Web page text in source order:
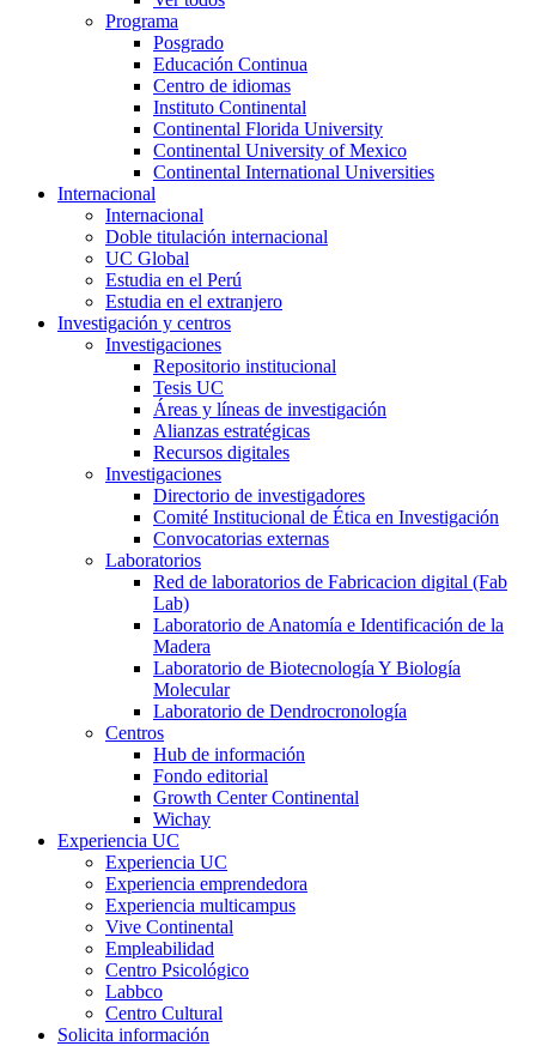
Programa
Posgrado
Educación Continua
Centro de idiomas
Instituto Continental
Continental Florida University
Continental University of Mexico
Continental International Universities
Internacional
Internacional
Doble titulación internacional
UC Global
Estudia en el Perú
Estudia en el extranjero
Investigación y centros
Investigaciones
Repositorio institucional
Tesis UC
Áreas y líneas de investigación
Alianzas estratégicas
Recursos digitales
Investigaciones
Directorio de investigadores
Comité Institucional de Ética en Investigación
Convocatorias externas
Laboratorios
Red de laboratorios de Fabricacion digital (Fab
Lab)
Laboratorio de Anatomía e Identificación de la
Madera
Laboratorio de Biotecnología Y Biología
Molecular
Laboratorio de Dendrocronología
Centros
Hub de información
Fondo editorial
Growth Center Continental
Wichay
Experiencia UC
Experiencia UC
Experiencia emprendedora
Experiencia multicampus
Vive Continental
Empleabilidad
Centro Psicológico
Labbco
Centro Cultural
Solicita información